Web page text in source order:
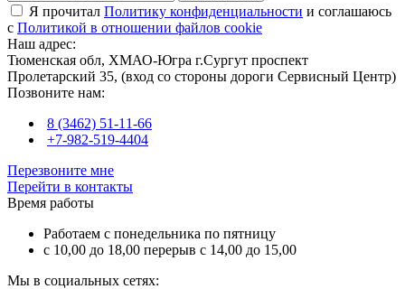
Я прочитал Политику конфиденциальности и соглашаюсь
с Политикой в отношении файлов cookie
Наш адрес:
Тюменская обл, ХМАО-Югра г.Сургут проспект
Пролетарский 35, (вход со стороны дороги Сервисный Центр)
Позвоните нам:
8 (3462) 51-11-66
+7-982-519-4404
Перезвоните мне
Перейти в контакты
Время работы
Работаем с понедельника по пятницу
с 10,00 до 18,00 перерыв с 14,00 до 15,00
Мы в социальных сетях: